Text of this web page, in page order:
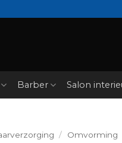
Barber Salon
/ Omvorming